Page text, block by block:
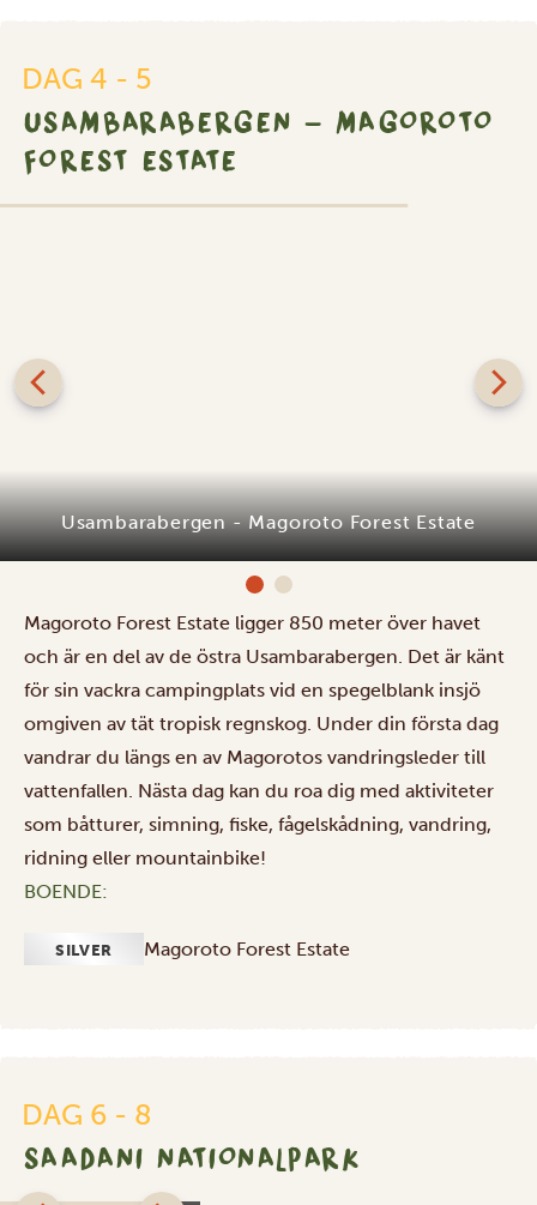
DAG 4 - 5
USAMBARABERGEN - MAGOROTO
FOREST ESTATE
Usambarabergen - Magoroto Forest Estate
Magoroto Forest Estate ligger 850 meter över havet
och är en del av de östra Usambarabergen. Det är känt
för sin vackra campingplats vid en spegelblank insjö
omgiven av tät tropisk regnskog. Under din första dag
vandrar du längs en av Magorotos vandringsleder till
vattenfallen. Nästa dag kan du roa dig med aktiviteter
som båtturer, simning, fiske, fågelskådning, vandring,
ridning eller mountainbike!
BOENDE:
SILVER Magoroto Forest Estate
DAG 6 - 8
SAADANI NATIONALPARK
Saadani
Nationalpark